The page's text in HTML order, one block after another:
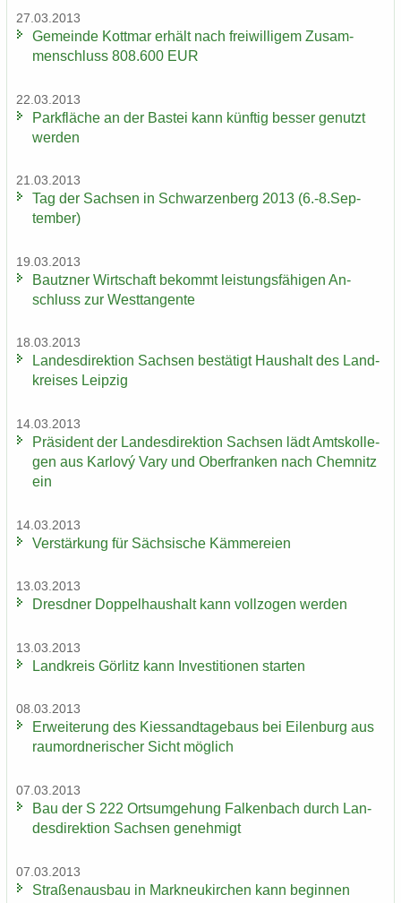
27.03.2013
Ge­mein­de Kott­mar er­hält nach frei­wil­li­gem Zu­sam­
men­schluss 808.600 EUR
22.03.2013
Park­flä­che an der Bas­tei kann künf­tig bes­ser ge­nutzt
wer­den
21.03.2013
Tag der Sach­sen in Schwar­zen­berg 2013 (6.-8.Sep­
tem­ber)
19.03.2013
Bautz­ner Wirt­schaft be­kommt leis­tungs­fä­hi­gen An­
schluss zur West­tan­gen­te
18.03.2013
Lan­des­di­rek­ti­on Sach­sen be­stä­tigt Haus­halt des Land­
krei­ses Leip­zig
14.03.2013
Prä­si­dent der Lan­des­di­rek­ti­on Sach­sen lädt Amts­kol­le­
gen aus Karlový Vary und Ober­fran­ken nach Chem­nitz
ein
14.03.2013
Ver­stär­kung für Säch­si­sche Käm­me­rei­en
13.03.2013
Dresd­ner Dop­pel­haus­halt kann voll­zo­gen wer­den
13.03.2013
Land­kreis Gör­litz kann In­ves­ti­tio­nen star­ten
08.03.2013
Er­wei­te­rung des Kies­sand­ta­ge­baus bei Ei­len­burg aus
raum­ord­ne­ri­scher Sicht mög­lich
07.03.2013
Bau der S 222 Orts­um­ge­hung Fal­ken­bach durch Lan­
des­di­rek­ti­on Sach­sen ge­neh­migt
07.03.2013
Stra­ßen­aus­bau in Mark­neu­kir­chen kann be­gin­nen